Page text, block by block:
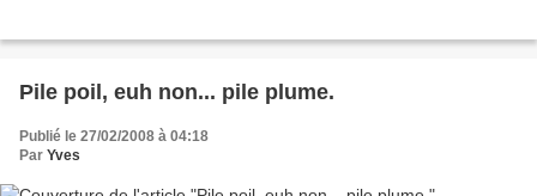
Pile poil, euh non... pile plume.
Publié le 27/02/2008 à 04:18
Par Yves